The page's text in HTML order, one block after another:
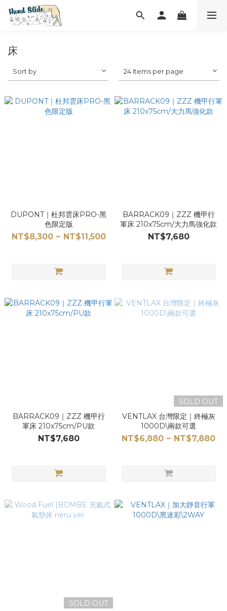
床
Sort by 24 Items per page
DUPONT｜杜邦雲床PRO-黑
色限定版
NT$8,300 ~ NT$11,500
BARRACK09｜ZZZ 機甲行
軍床 210x75cm/大力馬強化款
NT$7,680
BARRACK09｜ZZZ 機甲行
軍床 210x75cm/PU款
NT$7,680
SOLD OUT
VENTLAX 台灣限定｜終極灰
1000D\兩款可選
NT$6,880 ~ NT$7,880
SOLD OUT